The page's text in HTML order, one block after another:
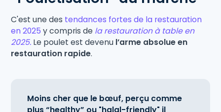
C'est une des tendances fortes de la restauration
en 2025 y compris de la restauration à table en
2025. Le poulet est devenu l’arme absolue en
restauration rapide.
Moins cher que le bœuf, perçu comme
plus “healthy” ou "halal-friendly" il